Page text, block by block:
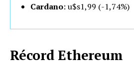
Cardano: u$s1,99 (-1,74%)
Récord Ethereum